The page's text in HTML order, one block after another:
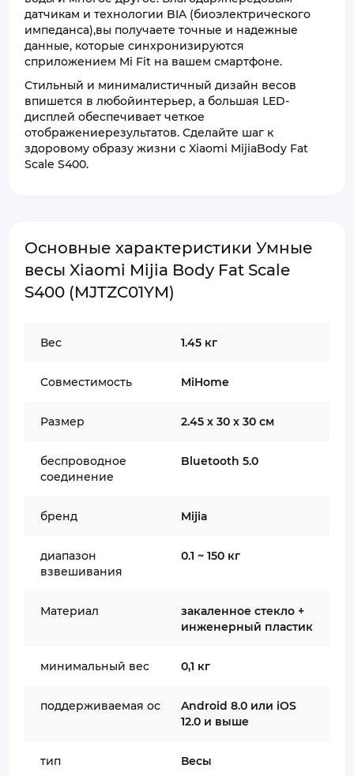
датчикам и технологии BIA (биоэлектрического
импеданса),вы получаете точные и надежные
данные, которые синхронизируются
сприложением Mi Fit на вашем смартфоне.
Стильный и минималистичный дизайн весов
впишется в любойинтерьер, а большая LED-
дисплей обеспечивает четкое
отображениерезультатов. Сделайте шаг к
здоровому образу жизни с Xiaomi MijiaBody Fat
Scale S400.
Основные характеристики Умные
весы Xiaomi Mijia Body Fat Scale
S400 (MJTZC01YM)
Вес 1.45 кг
Совместимость MiHome
Размер 2.45 х 30 х 30 см
беспроводное
соединение
Bluetooth 5.0
бренд Mijia
диапазон
взвешивания
0.1 ~ 150 кг
Материал
закаленное стекло +
инженерный пластик
минимальный вес 0,1 кг
поддерживаемая ос
Android 8.0 или iOS
12.0 и выше
тип Весы